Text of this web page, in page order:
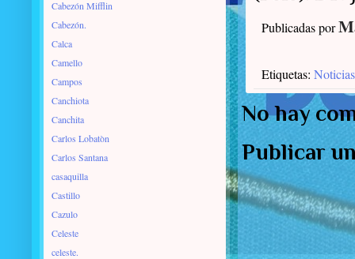
Publicadas por
Etiquetas: Noticias
No hay
Publicar
Cabezón Mifflin
Cabezón.
Calca
Camello
Campos
Canchiota
Canchita
Carlos Lobatòn
Carlos Santana
casaquilla
Castillo
Cazulo
Celeste
celeste.